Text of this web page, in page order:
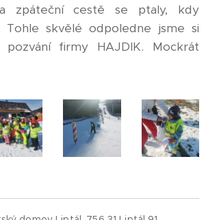
zpáteční cestě se ptaly, kdy
Tohle skvělé odpoledne jsme si
firmy HAJDIK. Mockrát